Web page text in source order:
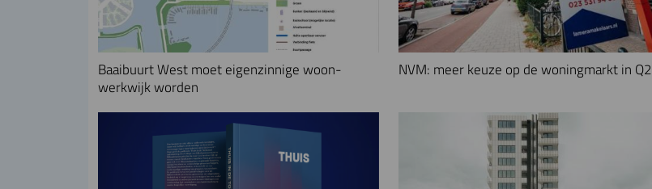
Baaibuurt West moet eigenzinnige woon-
werkwijk worden
NVM: meer keuze op de woningmarkt in Q2